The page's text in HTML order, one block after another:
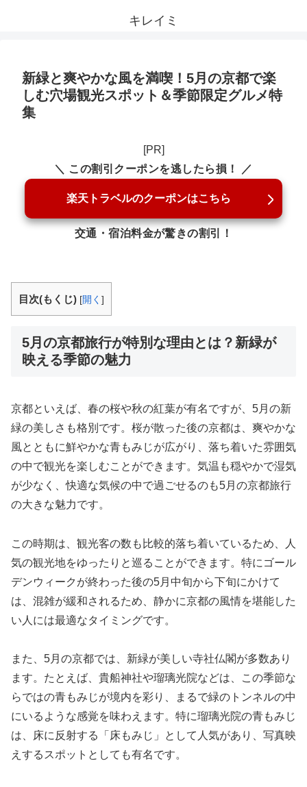
キレイミ
新緑と爽やかな風を満喫！5月の京都で楽
しむ穴場観光スポット＆季節限定グルメ特
集
[PR]
＼ この割引クーポンを逃したら損！ ／
楽天トラベルのクーポンはこちら
交通・宿泊料金が驚きの割引！
目次(もくじ) [開く ]
5月の京都旅行が特別な理由とは？新緑が
映える季節の魅力
京都といえば、春の桜や秋の紅葉が有名ですが、5月の新
緑の美しさも格別です。桜が散った後の京都は、爽やかな
風とともに鮮やかな青もみじが広がり、落ち着いた雰囲気
の中で観光を楽しむことができます。気温も穏やかで湿気
が少なく、快適な気候の中で過ごせるのも5月の京都旅行
の大きな魅力です。
この時期は、観光客の数も比較的落ち着いているため、人
気の観光地をゆったりと巡ることができます。特にゴール
デンウィークが終わった後の5月中旬から下旬にかけて
は、混雑が緩和されるため、静かに京都の風情を堪能した
い人には最適なタイミングです。
また、5月の京都では、新緑が美しい寺社仏閣が多数あり
ます。たとえば、貴船神社や瑠璃光院などは、この季節な
らではの青もみじが境内を彩り、まるで緑のトンネルの中
にいるような感覚を味わえます。特に瑠璃光院の青もみじ
は、床に反射する「床もみじ」として人気があり、写真映
えするスポットとしても有名です。